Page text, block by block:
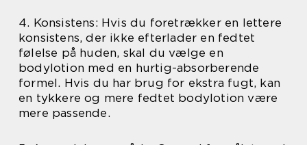
4. Konsistens: Hvis du foretrækker en lettere
konsistens, der ikke efterlader en fedtet
følelse på huden, skal du vælge en
bodylotion med en hurtig-absorberende
formel. Hvis du har brug for ekstra fugt, kan
en tykkere og mere fedtet bodylotion være
mere passende.